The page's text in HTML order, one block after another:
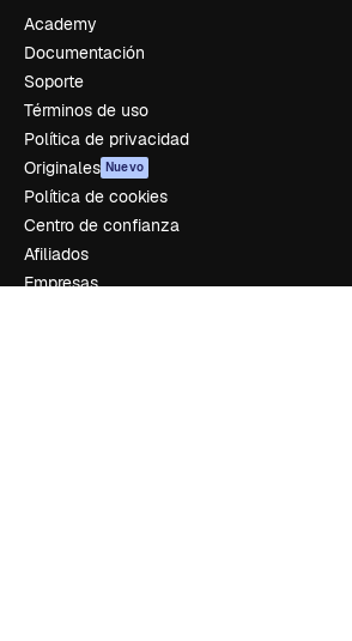
Academy
Documentación
Soporte
Términos de uso
Política de privacidad
Originales Nuevo
Política de cookies
Centro de confianza
Afiliados
Empresas